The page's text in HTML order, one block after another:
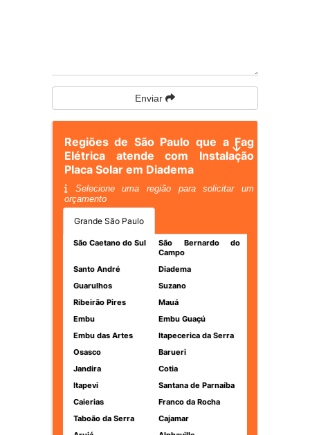
Enviar
Regiões de São Paulo que a Fag
Elétrica atende com Instalação
Placa Solar em Diadema
Selecione uma região para solicitar um
orçamento
Grande São Paulo
São Caetano do Sul
São Bernardo do
Campo
Santo André
Diadema
Guarulhos
Suzano
Ribeirão Pires
Mauá
Embu
Embu Guaçú
Embu das Artes
Itapecerica da Serra
Osasco
Barueri
Jandira
Cotia
Itapevi
Santana de Parnaíba
Caierias
Franco da Rocha
Taboão da Serra
Cajamar